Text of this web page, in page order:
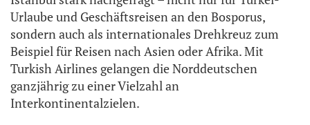
Urlaube und Geschäftsreisen an den Bosporus,
sondern auch als internationales Drehkreuz zum
Beispiel für Reisen nach Asien oder Afrika. Mit
Turkish Airlines gelangen die Norddeutschen
ganzjährig zu einer Vielzahl an
Interkontinentalzielen.